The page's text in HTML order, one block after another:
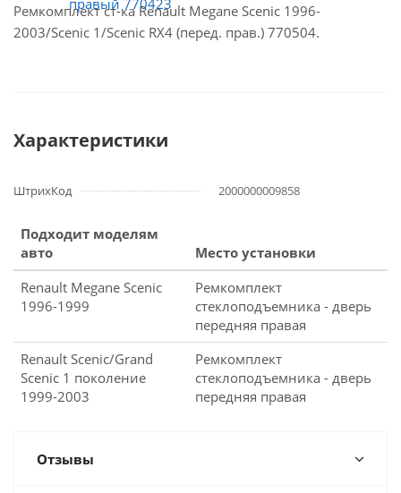
Ремкомплект ст-ка Renault Megane Scenic 1996-
2003/Scenic 1/Scenic RX4 (перед. прав.) 770504.
Характеристики
ШтрихКод 2000000009858
Подходит моделям
авто
Место установки
Renault Megane Scenic
1996-1999
Ремкомплект
стеклоподъемника - дверь
передняя правая
Renault Scenic/Grand
Scenic 1 поколение
1999-2003
Ремкомплект
стеклоподъемника - дверь
передняя правая
Отзывы